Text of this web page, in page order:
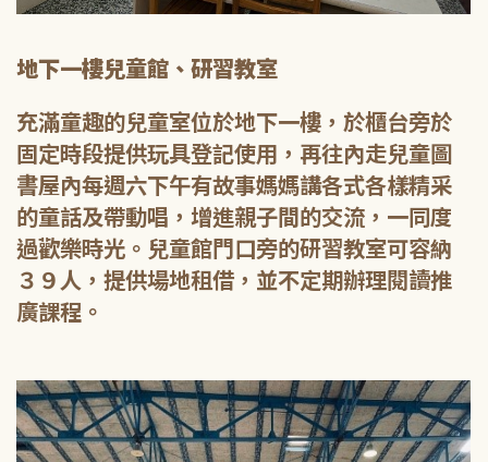
地下一樓兒童館、研習教室
充滿童趣的兒童室位於地下一樓，於櫃台旁於
固定時段提供玩具登記使用，再往內走兒童圖
書屋內每週六下午有故事媽媽講各式各樣精采
的童話及帶動唱，增進親子間的交流，一同度
過歡樂時光。兒童館門口旁的研習教室可容納
３９人，提供場地租借，並不定期辦理閱讀推
廣課程。